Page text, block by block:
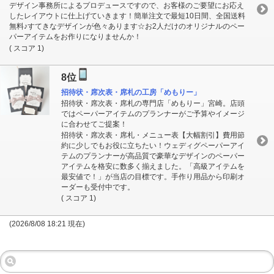
デザイン事務所によるプロデュースですので、お客様のご要望にお応え
したレイアウトに仕上げていきます！簡単注文で最短10日間、全国送料
無料♪すてきなデザインが色々あります☆お2人だけのオリジナルのペー
パーアイテムをお作りになりませんか！
( スコア 1)
8位
招待状・席次表・席札の工房「めもりー」
招待状・席次表・席札の専門店「めもりー」宮崎。店頭
ではペーパーアイテムのプランナーがご予算やイメージ
に合わせてご提案！
招待状・席次表・席札・メニュー表【大幅割引】費用節
約に少しでもお役に立ちたい！ウェディグペーパーアイ
テムのプランナーが高品質で豪華なデザインのペーパー
アイテムを格安に数多く揃えました。「高級アイテムを
最安値で！」が当店の目標です。手作り用品から印刷オ
ーダーも受付中です。
( スコア 1)
(2026/8/08 18:21 現在)